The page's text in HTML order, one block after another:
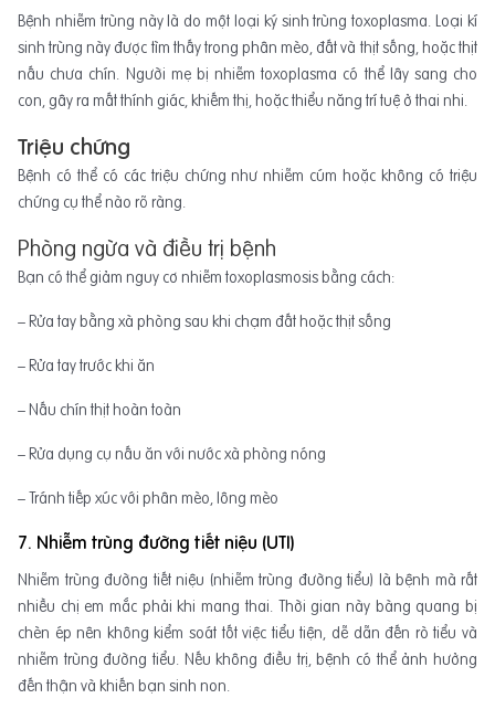
Bệnh nhiễm trùng này là do một loại ký sinh trùng toxoplasma. Loại kí
sinh trùng này được tìm thấy trong phân mèo, đất và thịt sống, hoặc thịt
nấu chưa chín. Người mẹ bị nhiễm toxoplasma có thể lây sang cho
con, gây ra mất thính giác, khiếm thị, hoặc thiểu năng trí tuệ ở thai nhi.
Triệu chứng
Bệnh có thể có các triệu chứng như nhiễm cúm hoặc không có triệu
chứng cụ thể nào rõ ràng.
Phòng ngừa và điều trị bệnh
Bạn có thể giảm nguy cơ nhiễm toxoplasmosis bằng cách:
– Rửa tay bằng xà phòng sau khi chạm đất hoặc thịt sống
– Rửa tay trước khi ăn
– Nấu chín thịt hoàn toàn
– Rửa dụng cụ nấu ăn với nước xà phòng nóng
– Tránh tiếp xúc với phân mèo, lông mèo
7. Nhiễm trùng đường tiết niệu (UTI)
Nhiễm trùng đường tiết niệu (nhiễm trùng đường tiểu) là bệnh mà rất
nhiều chị em mắc phải khi mang thai. Thời gian này bàng quang bị
chèn ép nên không kiểm soát tốt việc tiểu tiện, dễ dẫn đến rò tiểu và
nhiễm trùng đường tiểu. Nếu không điều trị, bệnh có thể ảnh hưởng
đến thận và khiến bạn sinh non.